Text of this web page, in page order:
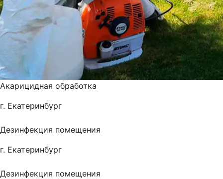
Акарицидная обработка
г. Екатеринбург
Дезинфекция помещения
г. Екатеринбург
Дезинфекция помещения